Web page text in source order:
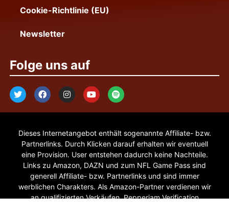
Cookie-Richtlinie (EU)
Newsletter
Folge uns auf
Dieses Internetangebot enthält sogenannte Affiliate- bzw.
Partnerlinks. Durch Klicken darauf erhalten wir eventuell
eine Provision. User entstehen dadurch keine Nachteile.
Links zu Amazon, DAZN und zum NFL Game Pass sind
generell Affiliate- bzw. Partnerlinks und sind immer
werblichen Charakters. Als Amazon-Partner verdienen wir
an qualifizierten Verkäufen. Pepperjam Verification